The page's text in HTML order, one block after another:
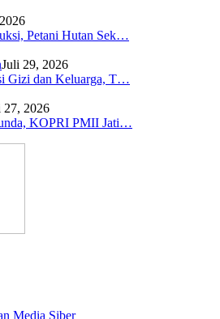
Petani Hutan Sek…
Juli 29, 2026
Gizi dan Keluarga, T…
27, 2026
KOPRI PMII Jati…
Media Siber